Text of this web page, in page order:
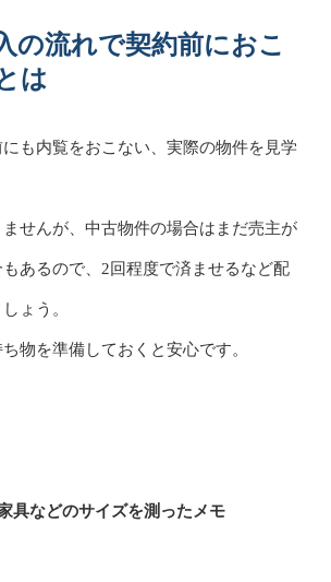
の流れで契約前におこ
は
も内覧をおこない、実際の物件を見学
せんが、中古物件の場合はまだ売主が
あるので、2回程度で済ませるなど配
ょう。
物を準備しておくと安心です。
具などのサイズを測ったメモ